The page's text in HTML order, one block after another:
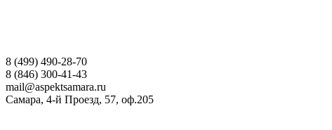
8 (499) 490-28-70
8 (846) 300-41-43
mail@aspektsamara.ru
Самара, 4-й Проезд, 57, оф.205